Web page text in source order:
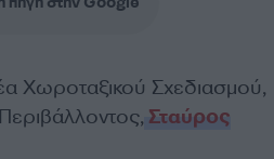
Χωροταξικού Σχεδιασμού,
Σταύρος